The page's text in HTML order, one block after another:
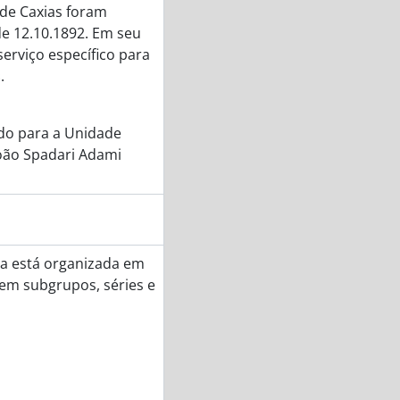
Caxias foram
12.10.1892. Em seu
específico para
para a Unidade
Spadari Adami
está organizada em
subgrupos, séries e